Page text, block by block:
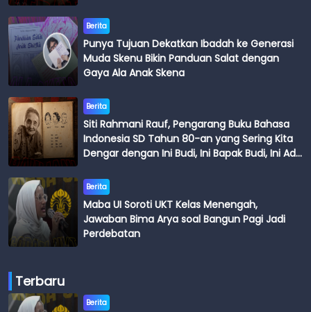
Berita
Punya Tujuan Dekatkan Ibadah ke Generasi
Muda Skenu Bikin Panduan Salat dengan
Gaya Ala Anak Skena
Berita
Siti Rahmani Rauf, Pengarang Buku Bahasa
Indonesia SD Tahun 80-an yang Sering Kita
Dengar dengan Ini Budi, Ini Bapak Budi, Ini Adik
Berita
Maba UI Soroti UKT Kelas Menengah,
Jawaban Bima Arya soal Bangun Pagi Jadi
Perdebatan
Terbaru
Berita